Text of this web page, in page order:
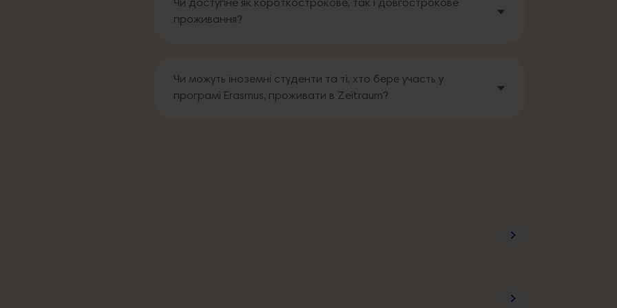
Чи доступне як короткострокове, так і довгострокове
проживання?
Чи можуть іноземні студенти та ті, хто бере участь у
програмі Erasmus, проживати в Zeitraum?